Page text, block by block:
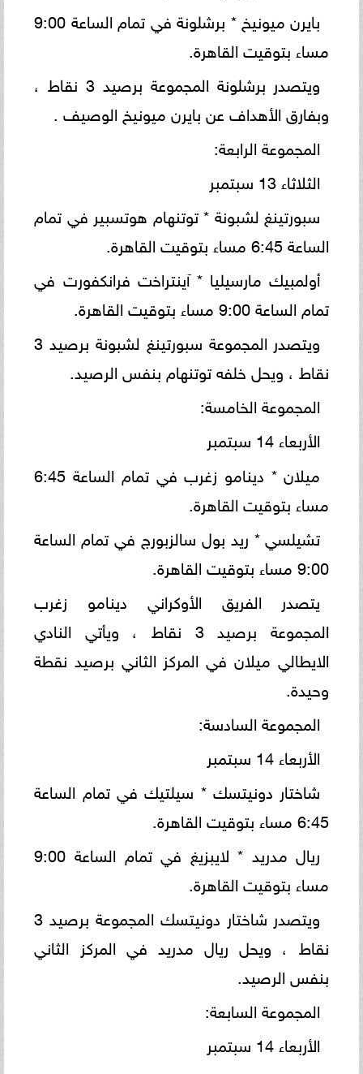
بايرن ميونيخ * برشلونة في تمام الساعة 9:00
مساء بتوقيت القاهرة.
ويتصدر برشلونة المجموعة برصيد 3 نقاط ،
وبفارق الأهداف عن بايرن ميونيخ الوصيف .
المجموعة الرابعة:
الثلاثاء 13 سبتمبر
سبورتينغ لشبونة * توتنهام هوتسبير في تمام
الساعة 6:45 مساء بتوقيت القاهرة.
أولمبيك مارسيليا * آينتراخت فرانكفورت في
تمام الساعة 9:00 مساء بتوقيت القاهرة.
ويتصدر المجموعة سبورتينغ لشبونة برصيد 3
نقاط ، ويحل خلفه توتنهام بنفس الرصيد.
المجموعة الخامسة:
الأربعاء 14 سبتمبر
ميلان * دينامو زغرب في تمام الساعة 6:45
مساء بتوقيت القاهرة.
تشيلسي * ريد بول سالزبورج في تمام الساعة
9:00 مساء بتوقيت القاهرة.
يتصدر الفريق الأوكراني دينامو زغرب
المجموعة برصيد 3 نقاط ، ويأتي النادي
الايطالي ميلان في المركز الثاني برصيد نقطة
وحيدة.
المجموعة السادسة:
الأربعاء 14 سبتمبر
شاختار دونيتسك * سيلتيك في تمام الساعة
6:45 مساء بتوقيت القاهرة.
ريال مدريد * لايبزيغ في تمام الساعة 9:00
مساء بتوقيت القاهرة.
ويتصدر شاختار دونيتسك المجموعة برصيد 3
نقاط ، ويحل ريال مدريد في المركز الثاني
بنفس الرصيد.
المجموعة السابعة:
الأربعاء 14 سبتمبر